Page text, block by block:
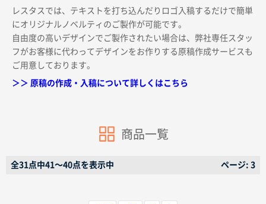
商品を探す
レスタスでは、テキストを打ち込んだりロゴ入稿するだけで簡単
にオリジナルノベルティのご製作が可能です。
自由度の高いデザインでご製作されたい場合は、弊社専任スタッ
フがお客様に代わってデザインをお作りする原稿作成サービスも
ご用意しております。
＞＞ 原稿の作成・入稿について詳しくはこちら
商品一覧
全31点中41〜40点を表示中 ページ: 3